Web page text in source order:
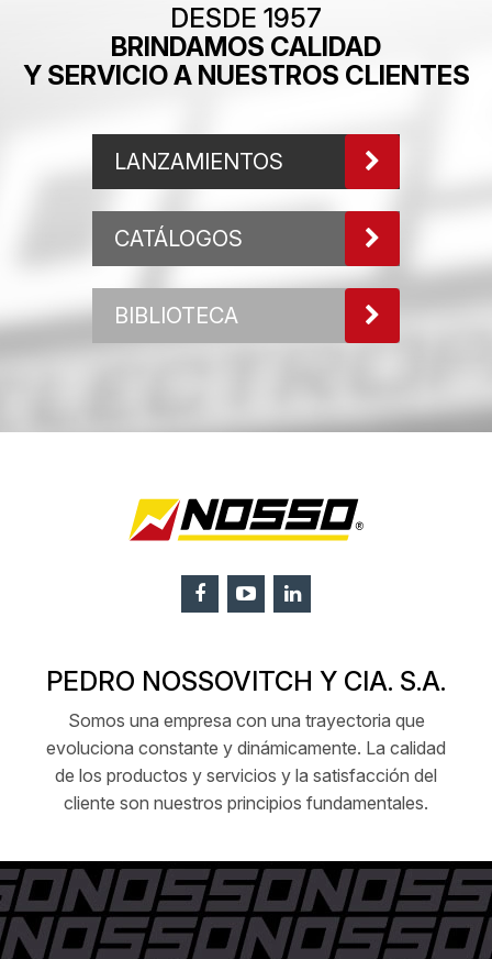
DESDE 1957
BRINDAMOS CALIDAD
Y SERVICIO A NUESTROS CLIENTES
LANZAMIENTOS
CATÁLOGOS
BIBLIOTECA
PEDRO NOSSOVITCH Y CIA. S.A.
Somos una empresa con una trayectoria que
evoluciona constante y dinámicamente. La calidad
de los productos y servicios y la satisfacción del
cliente son nuestros principios fundamentales.